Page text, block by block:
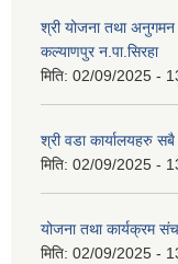
श्री योजना तथा अनुगमन
कल्याणपुर न.पा.सिरहा
मिति: 02/09/2025 -
श्री वडा कार्यालयहरु
मिति: 02/09/2025 -
योजना तथा कार्यक्रम
मिति: 02/09/2025 -